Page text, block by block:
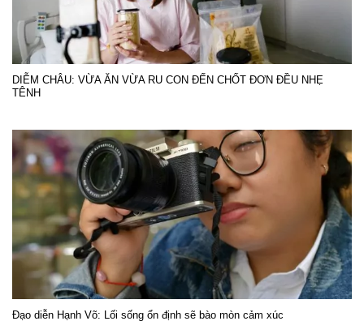
DIỄM CHÂU: VỪA ĂN VỪA RU CON ĐẾN CHỐT ĐƠN ĐỀU NHẸ
TÊNH
Đạo diễn Hạnh Võ: Lối sống ổn định sẽ bào mòn cảm xúc